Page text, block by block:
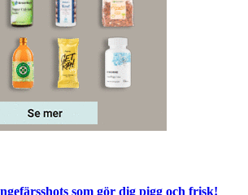
som gör dig pigg och frisk!